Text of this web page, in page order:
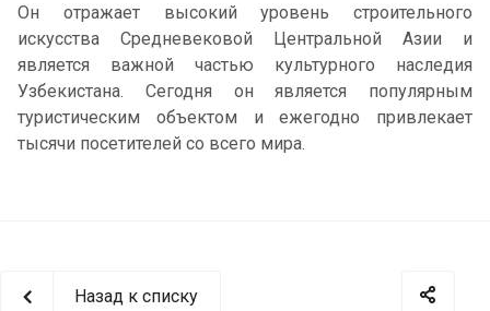
Он отражает высокий уровень строительного
искусства Средневековой Центральной Азии и
является важной частью культурного наследия
Узбекистана. Сегодня он является популярным
туристическим объектом и ежегодно привлекает
тысячи посетителей со всего мира.
Назад к списку